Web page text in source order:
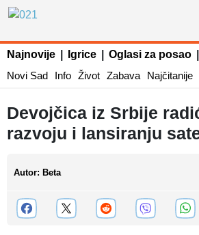
Najnovije Igrice Oglasi za posao
Novi Sad
Info Život Zabava Najčitanije
Devojčica iz Srbije
razvoju i lansiranju
Autor: Beta